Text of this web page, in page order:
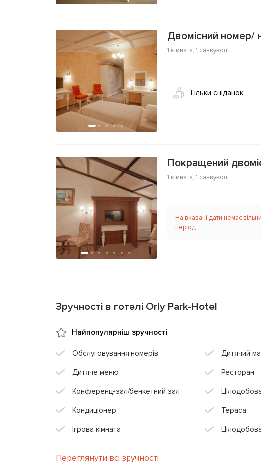
Двомісний номер/
1 кімната, 1 санвузол
Тільки сніданок
Покращений
1 кімната, 1 санвузол
На вказані дати немає
період
Зручності в готелі Orly Park-Hotel
Найпопулярніші зручності
Обслуговування номерів Дитячий
Дитяче меню Ресторан
Конференц-зал/бенкетний зал
Кондиціонер Тераса
Ігрова кімната
Переглянути всі зручності